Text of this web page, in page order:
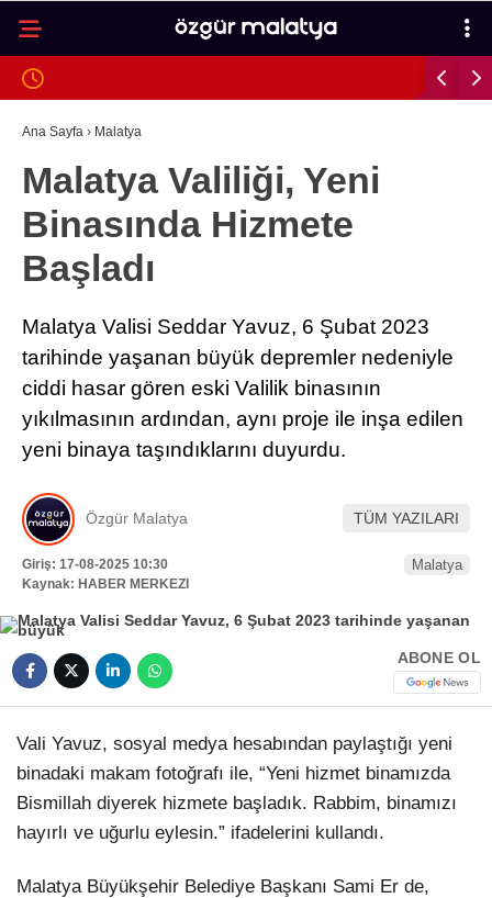
Instagram
TikTok
Pinterest
31.9°
GALERİ
MALATYA
İLÇELER
ASAYIŞ
GÜNDEM
POLITIKA
EKONOMI
HAVA DURUMU
NÖBETÇI ECZANELER
NAMAZ VAKITLERI
Ana Sayfa › Malatya
Malatya Valiliği, Yeni
Binasında Hizmete
Başladı
Malatya Valisi Seddar Yavuz, 6 Şubat 2023
tarihinde yaşanan büyük depremler nedeniyle
ciddi hasar gören eski Valilik binasının
yıkılmasının ardından, aynı proje ile inşa edilen
yeni binaya taşındıklarını duyurdu.
Özgür Malatya TÜM YAZILARI
Giriş: 17-08-2025 10:30
Kaynak: HABER MERKEZI
Malatya
ABONE OL
Vali Yavuz, sosyal medya hesabından paylaştığı yeni
binadaki makam fotoğrafı ile, “Yeni hizmet binamızda
Bismillah diyerek hizmete başladık. Rabbim, binamızı
hayırlı ve uğurlu eylesin.” ifadelerini kullandı.
Malatya Büyükşehir Belediye Başkanı Sami Er de,